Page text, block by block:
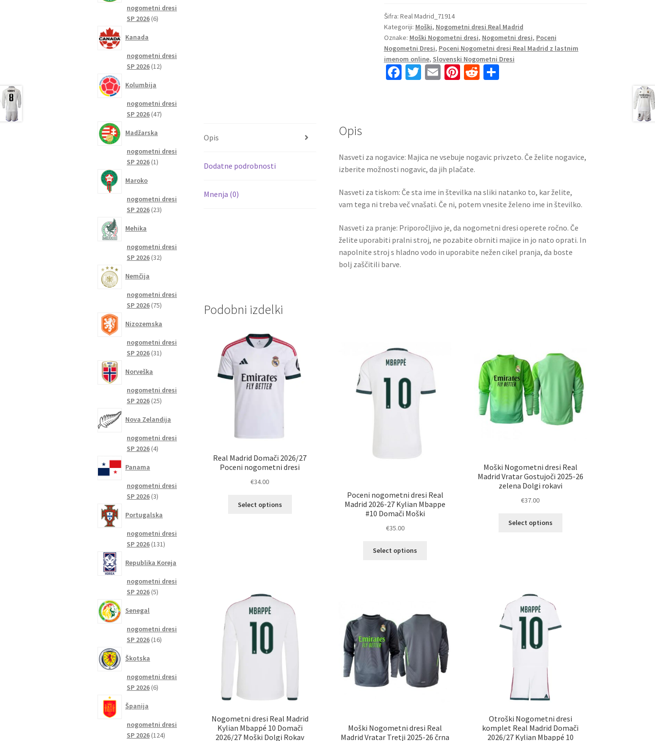
Madrid
Domači
2023
Dolgi
Rokav
+
Šifra: Real Madrid_71914
Kategoriji: Moški, Nogometni dresi Real Madrid
Oznake: Moški Nogometni dresi, Nogometni dresi, Poceni
Nogometni Dresi, Poceni Nogometni dresi Real Madrid z lastnim
imenom online, Slovenski Nogometni Dresi
Fa
k
T E Pi R S
Opis
Dodatne podrobnosti
Mnenja (0)
Opis
Nasveti za nogavice: Majica ne vsebuje nogavic privzeto. Če želite nogavice,
izberite možnosti nogavic, da jih plačate.
Nasveti za tiskom: Če sta ime in številka na sliki natanko to, kar želite,
vam tega ni treba več vnašati. Če ni, potem vnesite želeno ime in številko.
Nasveti za pranje: Priporočljivo je, da nogometni dresi operete ročno. Če
želite uporabiti pralni stroj, ne pozabite obrniti majice in jo nato oprati. In
napolnite stroj s hladno vodo in uporabite nežen cikel pranja, da boste
bolj zaščitili barve.
Podobni izdelki
Real Madrid Domači 2026/27
Poceni nogometni dresi
€34.00
Select options
izdelka
Poceni nogometni dresi Real
Madrid 2026-27 Kylian Mbappe
#10 Domači Moški
€35.00
Select options
izberete
strani
izdelka
Moški Nogometni dresi Real
Madrid Vratar Gostujoči 2025-26
zelena Dolgi rokavi
€37.00
Select options
izdelka
Nogometni dresi Real Madrid
Kylian Mbappé 10 Domači
2026/27 Moški Dolgi Rokav
Moški Nogometni dresi Real
Madrid Vratar Tretji 2025-26 črna
Otroški Nogometni dresi
komplet Real Madrid Domači
2026/27 Kylian Mbappé 10
nogometni dresi
SP 2026 66
Kanada
nogometni dresi
SP 2026 1212
Kolumbija
nogometni dresi
SP 2026 4747
Madžarska
nogometni dresi
SP 2026 11
Maroko
nogometni dresi
SP 2026 2323
Mehika
nogometni dresi
SP 2026 3232
Nemčija
nogometni dresi
SP 2026 7575
Nizozemska
nogometni dresi
SP 2026 3131
Norveška
nogometni dresi
SP 2026 2525
Nova Zelandija
nogometni dresi
SP 2026 44
Panama
nogometni dresi
SP 2026 33
Portugalska
nogometni dresi
SP 2026 131131
Republika Koreja
nogometni dresi
SP 2026 55
Senegal
nogometni dresi
SP 2026 1616
Škotska
nogometni dresi
SP 2026 66
Španija
nogometni dresi
SP 2026 124124